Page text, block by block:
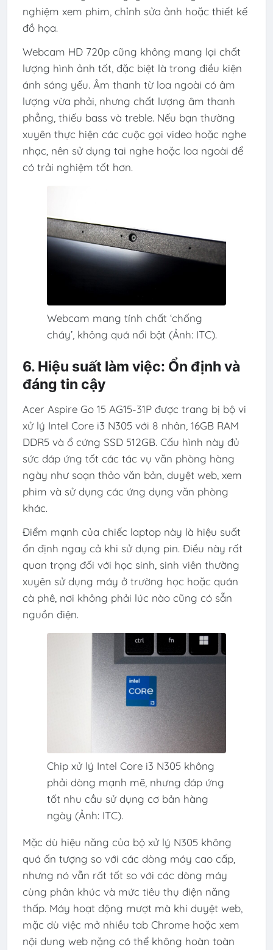
nghiệm xem phim, chỉnh sửa ảnh hoặc thiết kế
đồ họa.
Webcam HD 720p cũng không mang lại chất
lượng hình ảnh tốt, đặc biệt là trong điều kiện
ánh sáng yếu. Âm thanh từ loa ngoài có âm
lượng vừa phải, nhưng chất lượng âm thanh
phẳng, thiếu bass và treble. Nếu bạn thường
xuyên thực hiện các cuộc gọi video hoặc nghe
nhạc, nên sử dụng tai nghe hoặc loa ngoài để
có trải nghiệm tốt hơn.
Webcam mang tính chất ‘chống
cháy’, không quá nổi bật (Ảnh: ITC).
6. Hiệu suất làm việc: Ổn định và
đáng tin cậy
Acer Aspire Go 15 AG15-31P được trang bị bộ vi
xử lý Intel Core i3 N305 với 8 nhân, 16GB RAM
DDR5 và ổ cứng SSD 512GB. Cấu hình này đủ
sức đáp ứng tốt các tác vụ văn phòng hàng
ngày như soạn thảo văn bản, duyệt web, xem
phim và sử dụng các ứng dụng văn phòng
khác.
Điểm mạnh của chiếc laptop này là hiệu suất
ổn định ngay cả khi sử dụng pin. Điều này rất
quan trọng đối với học sinh, sinh viên thường
xuyên sử dụng máy ở trường học hoặc quán
cà phê, nơi không phải lúc nào cũng có sẵn
nguồn điện.
Chip xử lý Intel Core i3 N305 không
phải dòng mạnh mẽ, nhưng đáp ứng
tốt nhu cầu sử dụng cơ bản hàng
ngày (Ảnh: ITC).
Mặc dù hiệu năng của bộ xử lý N305 không
quá ấn tượng so với các dòng máy cao cấp,
nhưng nó vẫn rất tốt so với các dòng máy
cùng phân khúc và mức tiêu thụ điện năng
thấp. Máy hoạt động mượt mà khi duyệt web,
mặc dù việc mở nhiều tab Chrome hoặc xem
nội dung web nặng có thể không hoàn toàn